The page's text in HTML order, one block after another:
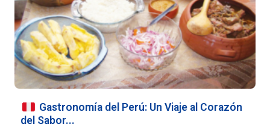
Gastronomía del Perú: Un Viaje al Corazón
del Sabor...